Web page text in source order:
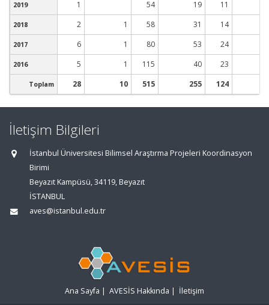
2019 1 54 19 11
2018 2 1 58 31 14
2017 6 1 80 53 24
2016 5 1 115 40 23
Toplam 28 10 515 255 124
İletişim Bilgileri
İstanbul Üniversitesi Bilimsel Araştırma Projeleri Koordinasyon
Birimi
Beyazıt Kampüsü, 34119, Beyazıt
İSTANBUL
aves@istanbul.edu.tr
Ana Sayfa | AVESİS Hakkında | İletişim